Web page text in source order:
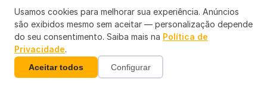
A conversa de André Mendonça com o
ministro da Justiça sobre o trabalho da PF
e Lulinha
QUADRILHA AFUNDA O GOVERNO
Usamos cookies para melhorar sua experiência. Anúncios
são exibidos mesmo sem aceitar — personalização depende
do seu consentimento. Saiba mais na Política de
Privacidade.
Aceitar todos Configurar